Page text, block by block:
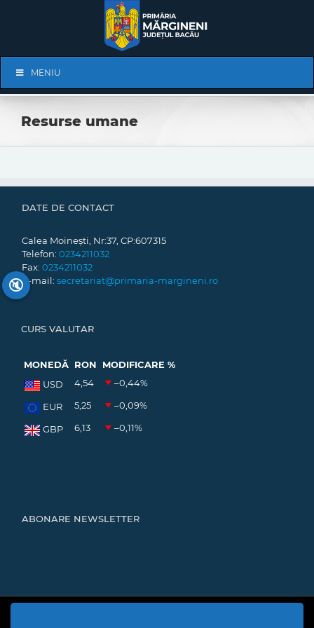
Navigation
MENIU
Resurse umane
DATE DE CONTACT
Calea Moinești, Nr:37, CP:607315
Telefon: 0234211032
Fax: 0234211032
E-mail: secretariat@primaria-margineni.ro
CURS VALUTAR
MONEDĂ RON
MODIFICARE %
USD
4,54 –0,44%
EUR 5,25 –0,09%
GBP 6,13 –0,11%
ABONARE NEWSLETTER
🔇